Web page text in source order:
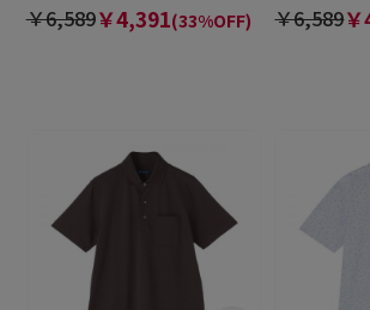
￥6,589￥4,391(33%OFF) ￥6,589